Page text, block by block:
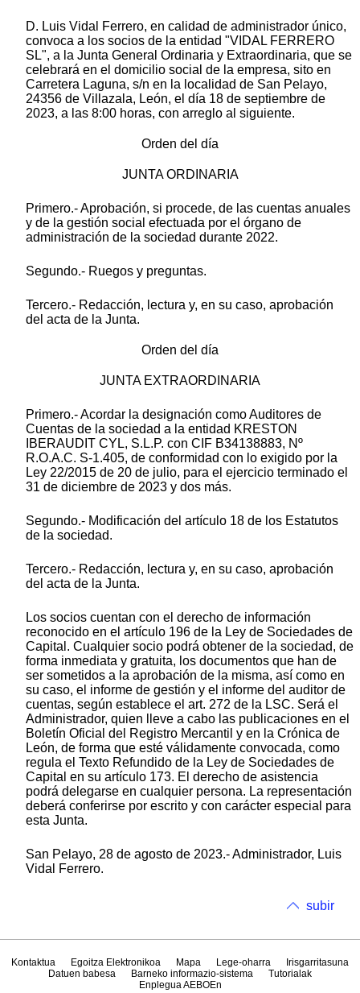
D. Luis Vidal Ferrero, en calidad de administrador único,
convoca a los socios de la entidad "VIDAL FERRERO
SL", a la Junta General Ordinaria y Extraordinaria, que se
celebrará en el domicilio social de la empresa, sito en
Carretera Laguna, s/n en la localidad de San Pelayo,
24356 de Villazala, León, el día 18 de septiembre de
2023, a las 8:00 horas, con arreglo al siguiente.
Orden del día
JUNTA ORDINARIA
Primero.- Aprobación, si procede, de las cuentas anuales
y de la gestión social efectuada por el órgano de
administración de la sociedad durante 2022.
Segundo.- Ruegos y preguntas.
Tercero.- Redacción, lectura y, en su caso, aprobación
del acta de la Junta.
Orden del día
JUNTA EXTRAORDINARIA
Primero.- Acordar la designación como Auditores de
Cuentas de la sociedad a la entidad KRESTON
IBERAUDIT CYL, S.L.P. con CIF B34138883, Nº
R.O.A.C. S-1.405, de conformidad con lo exigido por la
Ley 22/2015 de 20 de julio, para el ejercicio terminado el
31 de diciembre de 2023 y dos más.
Segundo.- Modificación del artículo 18 de los Estatutos
de la sociedad.
Tercero.- Redacción, lectura y, en su caso, aprobación
del acta de la Junta.
Los socios cuentan con el derecho de información
reconocido en el artículo 196 de la Ley de Sociedades de
Capital. Cualquier socio podrá obtener de la sociedad, de
forma inmediata y gratuita, los documentos que han de
ser sometidos a la aprobación de la misma, así como en
su caso, el informe de gestión y el informe del auditor de
cuentas, según establece el art. 272 de la LSC. Será el
Administrador, quien lleve a cabo las publicaciones en el
Boletín Oficial del Registro Mercantil y en la Crónica de
León, de forma que esté válidamente convocada, como
regula el Texto Refundido de la Ley de Sociedades de
Capital en su artículo 173. El derecho de asistencia
podrá delegarse en cualquier persona. La representación
deberá conferirse por escrito y con carácter especial para
esta Junta.
San Pelayo, 28 de agosto de 2023.- Administrador, Luis
Vidal Ferrero.
subir
Kontaktua Egoitza Elektronikoa Mapa Lege-oharra
Irisgarritasuna
Datuen babesa
Barneko informazio-sistema
Tutorialak
Enplegua AEBOEn